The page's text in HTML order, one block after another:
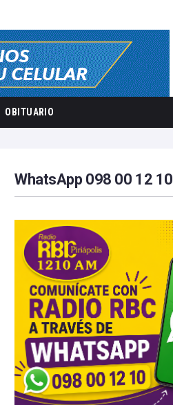
OBITUARIO
WhatsApp 098 00 12 10